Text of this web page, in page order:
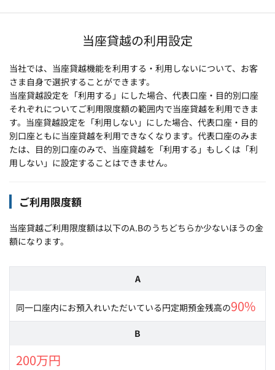
当座貸越の利用設定
当社では、当座貸越機能を利用する・利用しないについて、お客
さま自身で選択することができます。
当座貸越設定を「利用する」にした場合、代表口座・目的別口座
それぞれについてご利用限度額の範囲内で当座貸越を利用できま
す。当座貸越設定を「利用しない」にした場合、代表口座・目的
別口座ともに当座貸越を利用できなくなります。代表口座のみま
たは、目的別口座のみで、当座貸越を「利用する」もしくは「利
用しない」に設定することはできません。
ご利用限度額
当座貸越ご利用限度額は以下のA.Bのうちどちらか少ないほうの金
額になります。
A
同一口座内にお預入れいただいている円定期預金残高の90%
B
200万円